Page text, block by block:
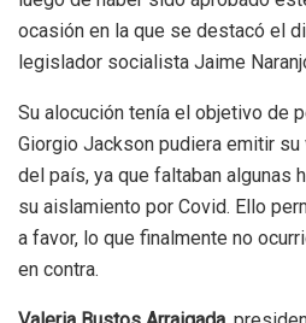
ocasión en la que se destacó el
legislador socialista Jaime
Su alocución tenía el objetivo de
Giorgio Jackson pudiera emitir
del país, ya que faltaban algunas
su aislamiento por Covid. Ello
a favor, lo que finalmente no
en contra.